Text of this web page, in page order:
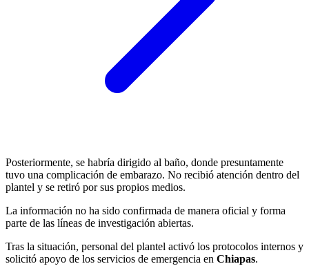
Posteriormente, se habría dirigido al baño, donde presuntamente
tuvo una complicación de embarazo. No recibió atención dentro del
plantel y se retiró por sus propios medios.
La información no ha sido confirmada de manera oficial y forma
parte de las líneas de investigación abiertas.
Tras la situación, personal del plantel activó los protocolos internos y
solicitó apoyo de los servicios de emergencia en Chiapas.